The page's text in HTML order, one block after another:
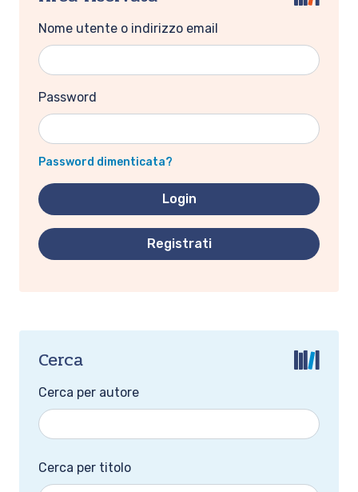
Nome utente o indirizzo email
Password
Password dimenticata?
Registrati
Cerca
Cerca per autore
Cerca per titolo